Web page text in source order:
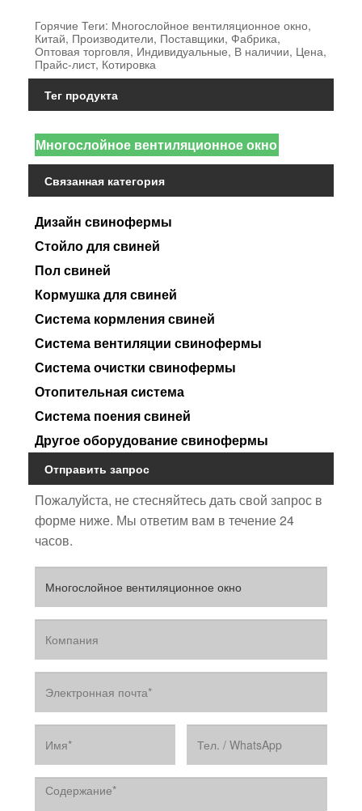
Горячие Теги: Многослойное вентиляционное окно,
Китай, Производители, Поставщики, Фабрика,
Оптовая торговля, Индивидуальные, В наличии, Цена,
Прайс-лист, Котировка
Тег продукта
Многослойное вентиляционное окно
Связанная категория
Дизайн свинофермы
Стойло для свиней
Пол свиней
Кормушка для свиней
Система кормления свиней
Система вентиляции свинофермы
Система очистки свинофермы
Отопительная система
Система поения свиней
Другое оборудование свинофермы
Отправить запрос
Пожалуйста, не стесняйтесь дать свой запрос в
форме ниже. Мы ответим вам в течение 24
часов.